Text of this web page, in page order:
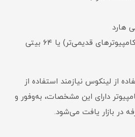
نسخه‌ی ۳۲ بیتی (برای کامپیوترهای قدیمی‌تر) یا ۶۴ بیتی
از لینکوس نیازمند استفاده از
دارای این مشخصات، به‌وفور و
در بازار یافت می‌شود.